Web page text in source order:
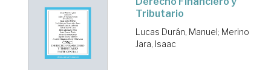
Tributario
Lucas Durán, Manuel; Merino
Jara, Isaac